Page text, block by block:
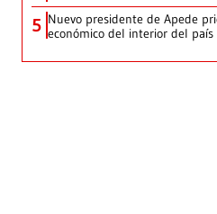
5 Nuevo presidente de Apede
económico del interior del país